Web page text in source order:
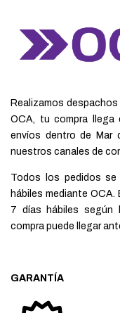
Realizamos
OCA, tu compra llega
envíos dentro de Mar
nuestros canales de
Todos los pedidos
hábiles mediante
7 días hábiles según
compra puede llegar
GARANTÍA